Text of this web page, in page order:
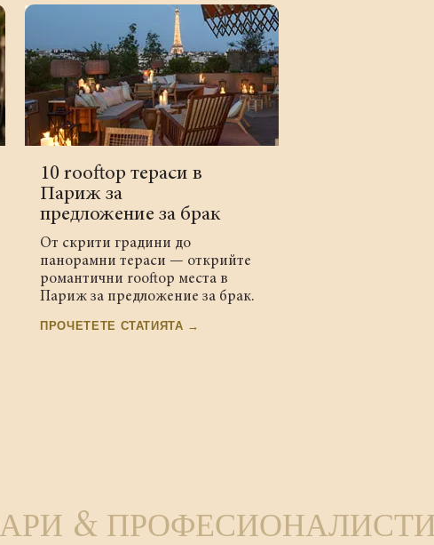
10 rooftop тераси в
Париж за
предложение за брак
От скрити градини до
панорамни тераси — открийте
романтични rooftop места в
Париж за предложение за брак.
ПРОЧЕТЕТЕ СТАТИЯТА →
&